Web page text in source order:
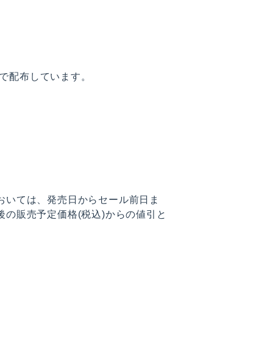
配布しています。
ては、発売日からセール前日ま
販売予定価格(税込)からの値引と